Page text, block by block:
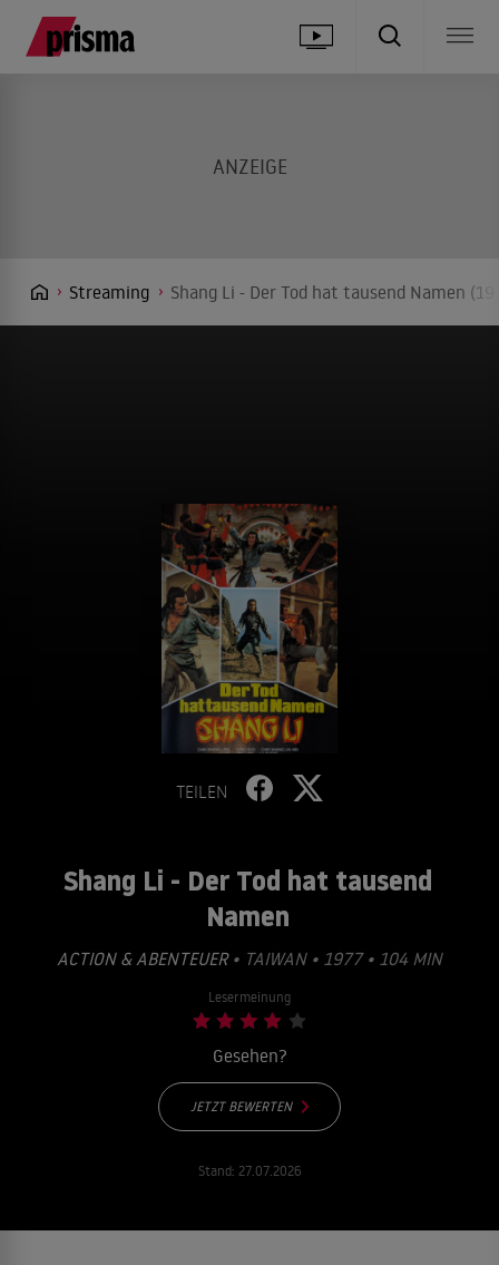
Streaming Shang Li - Der Tod hat tausend Namen
TEILEN
Shang Li - Der Tod hat tausend
Namen
ACTION & ABENTEUER• TAIWAN • 1977 • 104 MIN
Lesermeinung
Gesehen?
JETZT BEWERTEN
Stand: 27.07.2026